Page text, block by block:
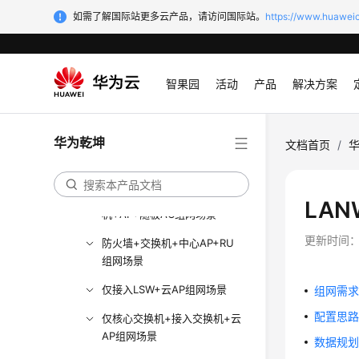
如需了解国际站更多云产品，请访问国际站。 https://
智果园 活动 产品 解决方案
华为乾坤
防火墙+核心交换机+接入交换
机+云AP组网场景
防火墙+核心交换机+接入交换
防火墙+核心交换机+接入交换
机+AP+随板AC组网场景
防火墙+交换机+中心AP+RU
组网场景
仅接入LSW+云AP组网场景
仅核心交换机+接入交换机+云
AP组网场景
文档首页 /
更新时间
组网需求
配置思路
数据规划